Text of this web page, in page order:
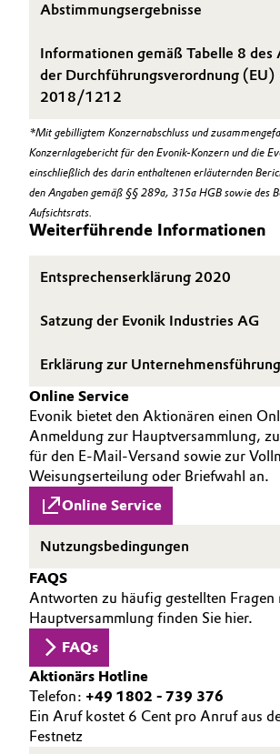
Plastics & Rubber
Pulp, Paper & Packaging
Textiles, Leather & Nonwovens
Abstimmungsergebnisse
Informationen gemäß Tabelle 8 des
der Durchführungsverordnung (EU)
2018/1212
*Mit gebilligtem Konzernabschluss und
Konzernlagebericht für den Evonik-Konzern und die
einschließlich des darin enthaltenen erläuternden
den Angaben gemäß §§ 289a, 315a HGB sowie des
Aufsichtsrats.
Weiterführende Informationen
Entsprechenserklärung 2020
Satzung der Evonik Industries AG
Erklärung zur
Online Service
Evonik bietet den Aktionären einen
Anmeldung zur Hauptversammlung,
für den E-Mail-Versand sowie zur
Weisungserteilung oder Briefwahl an.
Online Service
Nutzungsbedingungen
FAQS
Antworten zu häufig gestellten Fragen
Hauptversammlung finden Sie hier.
FAQs
Aktionärs Hotline
Telefon: +49 1802 - 739 376
Ein Aruf kostet 6 Cent pro Anruf aus
Festnetz